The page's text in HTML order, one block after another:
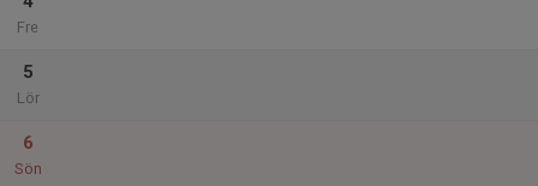
Fre
5
Lör
6
Sön